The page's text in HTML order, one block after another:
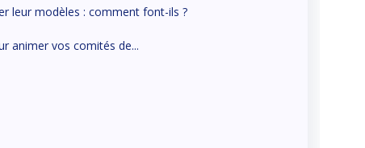
leur modèles : comment font-ils ?
animer vos comités de...